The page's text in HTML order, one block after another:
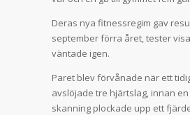
Deras nya fitnessregim gav
september förra året, tester
väntade igen.
Paret blev förvånade när ett
avslöjade tre hjärtslag, innan en
skanning plockade upp ett